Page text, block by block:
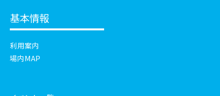
基本情報
利用案内
場内MAP